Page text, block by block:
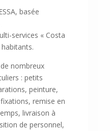
basée
services « Costa
nombreux
: petits
peinture,
remise en
livraison à
de personnel,